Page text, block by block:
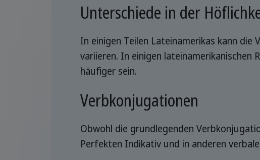
Unterschiede in der
In einigen Teilen Lateinamerikas kann
variieren. In einigen lateinamerikanischen
häufiger sein.
Verbkonjugationen
Obwohl die grundlegenden
Perfekten Indikativ und in anderen